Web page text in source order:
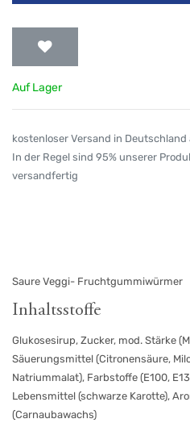
Auf Lager
kostenloser Versand in
In der Regel sind 95% unserer
versandfertig
Saure Veggi- Fruchtgummiwürmer
Inhaltsstoffe
Glukosesirup, Zucker, mod. Stärke
Säuerungsmittel (Citronensäure,
Natriummalat), Farbstoffe (E100,
Lebensmittel (schwarze Karotte),
(Carnaubawachs)